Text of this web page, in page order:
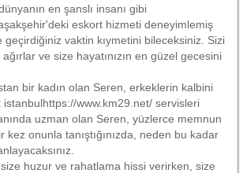
en şanslı insanı gibi
eskort hizmeti deneyimlemiş
geçirdiğiniz vaktin kıymetini bileceksiniz. Sizi
ve size hayatınızın en güzel gecesini
bir kadın olan Seren, erkeklerin kalbini
www.km29.net/ servisleri
uzman olan Seren, yüzlerce memnun
kez onunla tanıştığınızda, neden bu kadar
huzur ve rahatlama hissi verirken, size